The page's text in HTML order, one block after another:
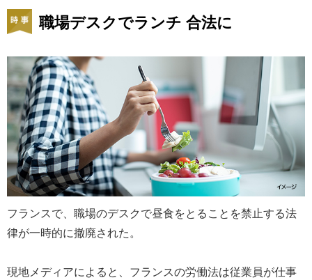
職場デスクでランチ 合法に
フランスで、職場のデスクで昼食をとることを禁止する法
律が一時的に撤廃された。
現地メディアによると、フランスの労働法は従業員が仕事